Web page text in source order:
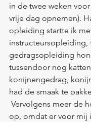
in de twee weken
vrije dag opnemen).
opleiding startte ik
instructeursopleiding,
gedragsopleiding
tussendoor nog
konijnengedrag,
had de smaak te
op, omdat er voor mij